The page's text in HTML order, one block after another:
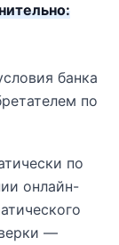
банка
по
по
онлайн-
—